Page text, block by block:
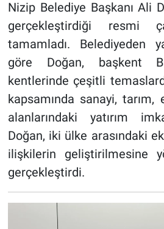
Nizip Belediye Başkanı Ali
gerçekleştirdiği resmi
tamamladı. Belediyeden
göre Doğan, başkent
kentlerinde çeşitli
kapsamında sanayi,
alanlarındaki yatırım
Doğan, iki ülke arasındaki
ilişkilerin geliştirilmesine
gerçekleştirdi.